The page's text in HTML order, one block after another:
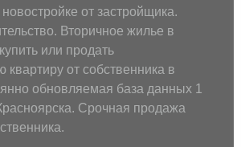
от застройщика.
Вторичное жилье в
или продать
квартиру от собственника в
обновляемая база данных 1
Срочная продажа